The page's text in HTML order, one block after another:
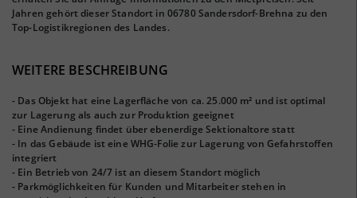
Jahren gehört dieser Standort in 06780 Sandersdorf-Brehna zu den
Top-Logistikregionen des Landes.
WEITERE BESCHREIBUNG
- Das Objekt hat eine Lagerfläche von ca. 25.000 m² und ist optimal
zur Lagerung als auch zur Produktion geeignet
- Eine Andienung findet über ebenerdige Sektionaltore statt
- In das Gebäude ist eine WHG-Folie zur Lagerung von Gefahrstoffen
integriert
- Ein Betrieb von 24/7 ist an diesem Standort möglich
- Parkmöglichkeiten für Kunden und Mitarbeiter stehen in